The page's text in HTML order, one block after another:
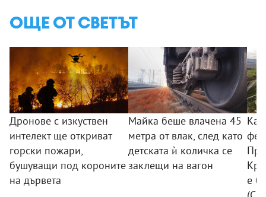
ОЩЕ ОТ СВЕТЪТ
Дронове с изкуствен
интелект ще откриват
горски пожари,
бушуващи под короните
на дървета
Майка беше влачена 45
метра от влак, след като
детската ѝ количка се
заклещи на вагон
е